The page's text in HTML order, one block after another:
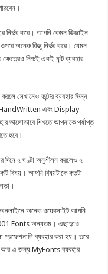
নির্ভর করে। আপনি কেমন ডিজাইন
অনেক কিছু নির্ভর করে। যেমন
নিশ্চই একই ফন্ট ব্যবহার
সেখানেও ফন্টের ব্যবহার ভিন্ন
HandWritten এবং Display
ভালোভাবে শিখতে আপনাকে পর্যাপ্ত
হবে।
দিনে ২ ঘণ্টা অনুশীলন করলেও ২
বিষয়। আপনি বিষয়টাকে কতটা
অনলাইনে অনেক ওয়েবসাইট আপনি
Fonts অন্যতম। এছাড়াও
প্রফেশনালি ব্যবহার করা হয়। তবে
আর এ জন্য MyFonts ব্যবহার